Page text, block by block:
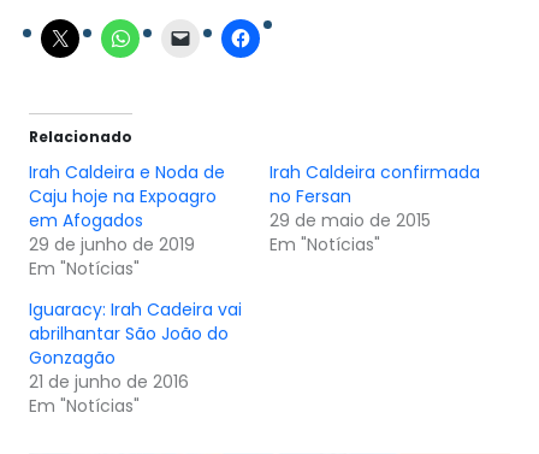
Relacionado
Irah Caldeira e Noda de
Caju hoje na Expoagro
em Afogados
29 de junho de 2019
Em "Notícias"
Irah Caldeira confirmada
no Fersan
29 de maio de 2015
Em "Notícias"
Iguaracy: Irah Cadeira vai
abrilhantar São João do
Gonzagão
21 de junho de 2016
Em "Notícias"